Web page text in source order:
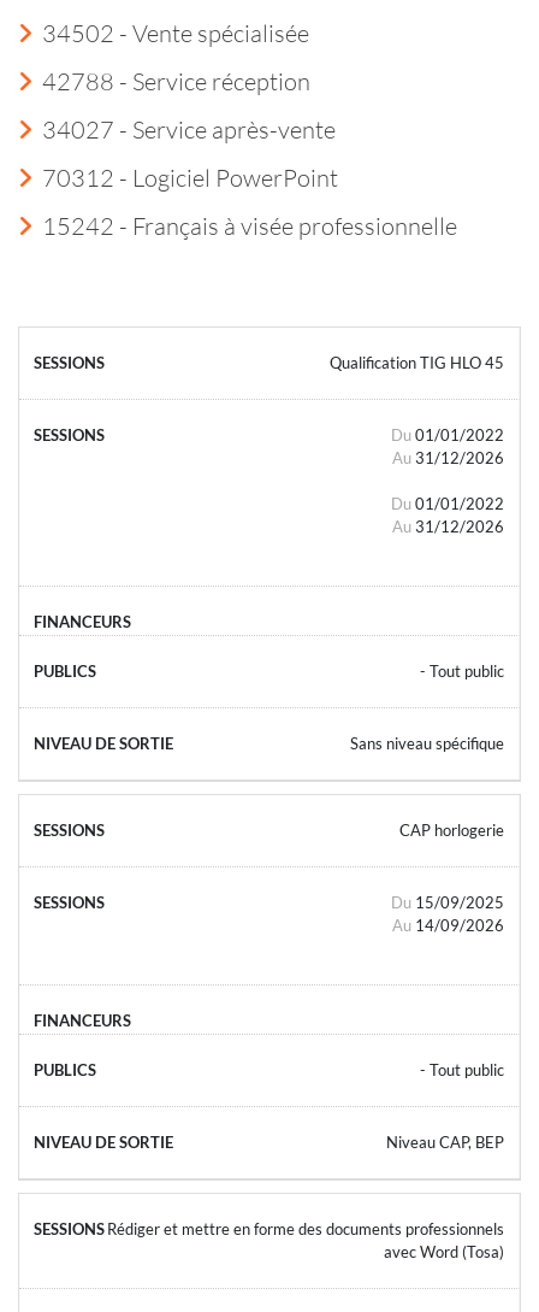
34502 - Vente spécialisée
42788 - Service réception
34027 - Service après-vente
70312 - Logiciel PowerPoint
15242 - Français à visée professionnelle
Qualification TIG HLO 45
Du 01/01/2022
Au 31/12/2026
Du 01/01/2022
Au 31/12/2026
- Tout public
Sans niveau spécifique
CAP horlogerie
Du 15/09/2025
Au 14/09/2026
- Tout public
Niveau CAP, BEP
Rédiger et mettre en forme des documents professionnels
avec Word (Tosa)